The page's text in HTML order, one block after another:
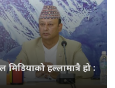
हल्लामात्रै हो :